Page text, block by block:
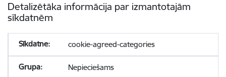
Detalizētāka informācija par izmantotajām
sīkdatnēm
cookie-agreed-categories
Nepieciešams